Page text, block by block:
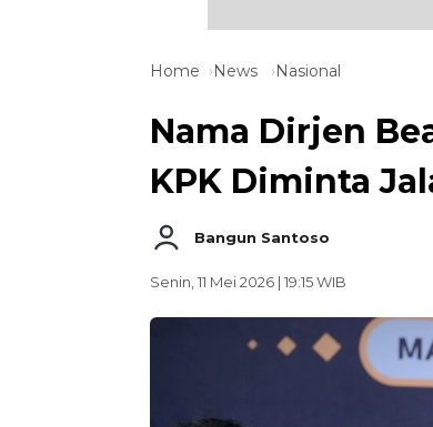
Home News Nasional
Nama Dirjen
KPK Diminta
Bangun Santoso
Senin, 11 Mei 2026 | 19:15 WIB